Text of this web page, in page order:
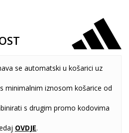
se automatski u košarici uz
minimalnim iznosom košarice od
s drugim promo kodovima
OVDJE.